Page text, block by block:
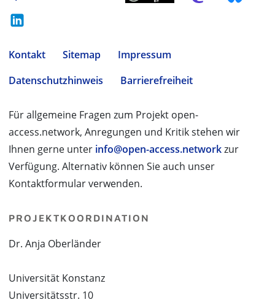
Kontakt Sitemap
Impressum
Datenschutzhinweis
Barrierefreiheit
Für allgemeine Fragen zum Projekt open-
access.network, Anregungen und Kritik stehen wir
Ihnen gerne unter info@open-access.networkzur
Verfügung. Alternativ können Sie auch unser
Kontaktformular verwenden.
PROJEKTKOORDINATION
Dr. Anja Oberländer
Universität Konstanz
Universitätsstr. 10